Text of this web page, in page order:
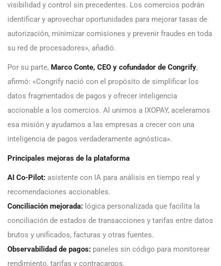
visibilidad y control sin precedentes. Los comercios podrán
identificar y aprovechar oportunidades para mejorar tasas de
autorización, minimizar comisiones y prevenir fraudes en toda
su red de procesadores», añadió.
Por su parte, Marco Conte, CEO y cofundador de Congrify,
afirmó: «Congrify nació con el propósito de simplificar los
datos fragmentados de pagos y ofrecer inteligencia
accionable a los comercios. Al unirnos a IXOPAY, aceleramos
esa misión y ayudamos a las empresas a crecer con una
inteligencia de pagos verdaderamente agnóstica».
Principales mejoras de la plataforma
AI Co-Pilot: asistente con IA para análisis en tiempo real y
recomendaciones accionables.
Conciliación mejorada: lógica personalizada que facilita la
conciliación de estados de transacciones y tarifas entre datos
brutos y unificados, facturas y otras fuentes.
Observabilidad de pagos: paneles sin código para monitorear
rendimiento, tarifas y contracargos.